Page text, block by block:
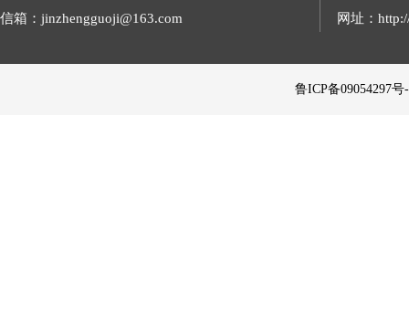
信箱：jinzhengguoji@163.com
网址：
鲁ICP备09054297号